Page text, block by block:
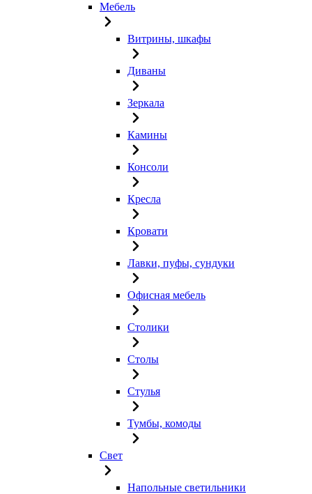
Мебель
Витрины, шкафы
Диваны
Зеркала
Камины
Консоли
Кресла
Кровати
Лавки, пуфы, сундуки
Офисная мебель
Столики
Столы
Стулья
Тумбы, комоды
Свет
Напольные светильники